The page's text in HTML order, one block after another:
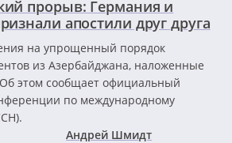
прорыв: Германия и
апостили друг друга
на упрощенный порядок
из Азербайджана, наложенные
этом сообщает официальный
по международному
Андрей Шмидт